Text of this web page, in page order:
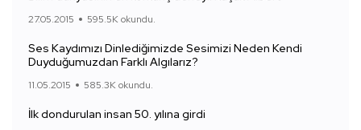
27.05.2015 595.5K okundu.
Ses Kaydımızı Dinlediğimizde Sesimizi Neden Kendi
Duyduğumuzdan Farklı Algılarız?
11.05.2015 585.3K okundu.
İlk dondurulan insan 50. yılına girdi